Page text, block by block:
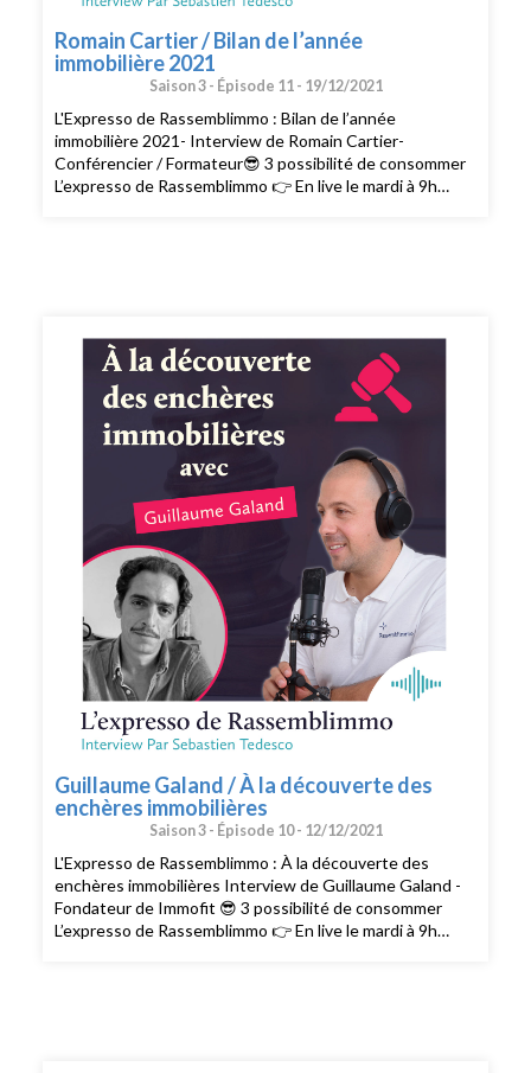
Romain Cartier / Bilan de l’année
immobilière 2021
Saison 3 - Épisode 11 - 19/12/2021
L'Expresso de Rassemblimmo : Bilan de l’année
immobilière 2021- Interview de Romain Cartier-
Conférencier / Formateur😎 3 possibilité de consommer
L’expresso de Rassemblimmo 👉 En live le mardi à 9h
Peut-être mettre une note et un avis sur votre
plateforme de podcast pour le faire découvrir par
d'autres conseillers. Merci pour votre soutien. 🙏🏻 Si
vous voulez passer à l'action et bénéficier des meilleurs
conseils pour exploiter pleinement votre potentiel, vous
pouvez bénéficier d'un bilan offert avec un expert de
l’équipe. Cliquez ici pour réserver votre bilan(
https://meetings.hubspot.com/silvy/entretien-via-
Guillaume Galand / À la découverte des
enchères immobilières
Saison 3 - Épisode 10 - 12/12/2021
L'Expresso de Rassemblimmo : À la découverte des
enchères immobilières Interview de Guillaume Galand -
Fondateur de Immofit 😎 3 possibilité de consommer
L’expresso de Rassemblimmo 👉 En live le mardi à 9h